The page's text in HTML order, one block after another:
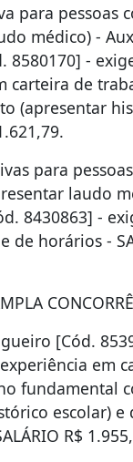
para pessoas
médico) -
8580170] -
carteira de
(apresentar
para
laudo
8430863] -
de horários -
[Cód.
em
fundamental
escolar)
R$